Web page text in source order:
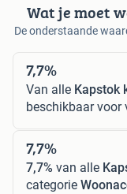
Wat je moet
De onderstaande
7,7%
Van alle Kapstok
beschikbaar voor
7,7%
7,7% van alle
categorie